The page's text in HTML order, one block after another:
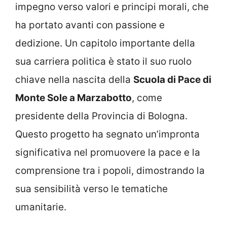
impegno verso valori e principi morali, che
ha portato avanti con passione e
dedizione. Un capitolo importante della
sua carriera politica è stato il suo ruolo
chiave nella nascita della Scuola di Pace di
Monte Sole a Marzabotto, come
presidente della Provincia di Bologna.
Questo progetto ha segnato un’impronta
significativa nel promuovere la pace e la
comprensione tra i popoli, dimostrando la
sua sensibilità verso le tematiche
umanitarie.